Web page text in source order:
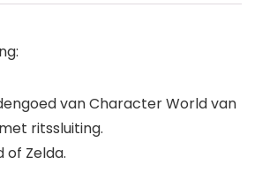
van Character World van
ritssluiting.
of Zelda.